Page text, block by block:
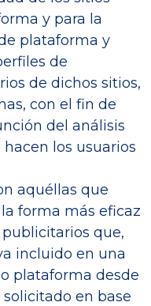
y para la
plataforma y
de
de dichos sitios,
con el fin de
del análisis
los usuarios
aquéllas que
forma más eficaz
que,
incluido en una
plataforma desde
en base